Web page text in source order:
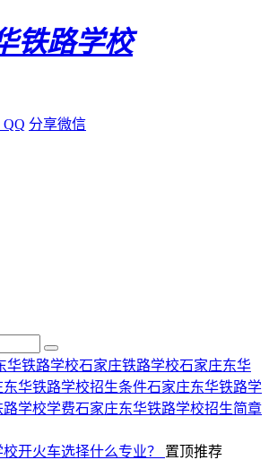
铁路学校
QQ 分享微信
华铁路学校石家庄铁路学校石家庄东华
东华铁路学校招生条件石家庄东华铁路学
学校学费石家庄东华铁路学校招生简章
置顶推荐